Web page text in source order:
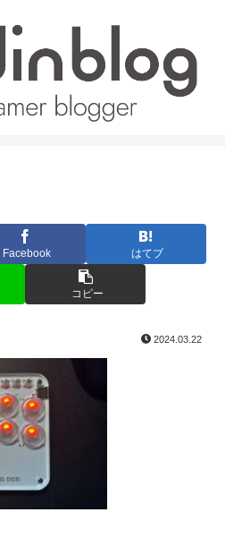
Facebook はてブ
コピー
2024.03.22